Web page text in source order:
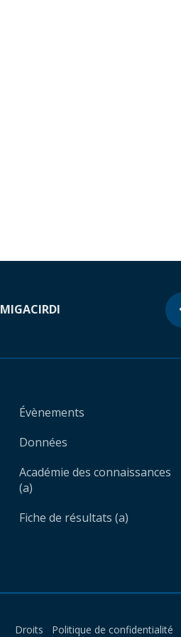
MIGACIRDI
Évènements
Données
Académie des connaissances
(a)
Fiche de résultats (a)
Droits Politique de confidentialité